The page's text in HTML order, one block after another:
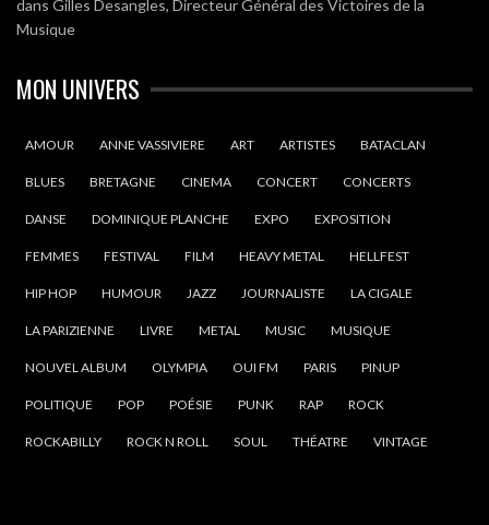
dans Gilles Desangles, Directeur Général des Victoires de la
Musique
MON UNIVERS
AMOUR ANNE VASSIVIERE ART ARTISTES BATACLAN
BLUES BRETAGNE CINEMA CONCERT CONCERTS
DANSE DOMINIQUE PLANCHE EXPO EXPOSITION
FEMMES FESTIVAL FILM HEAVY METAL HELLFEST
HIP HOP HUMOUR JAZZ JOURNALISTE LA CIGALE
LA PARIZIENNE LIVRE METAL MUSIC MUSIQUE
NOUVEL ALBUM OLYMPIA OUI FM PARIS PINUP
POLITIQUE POP POÉSIE PUNK RAP ROCK
ROCKABILLY ROCK N ROLL SOUL THÉATRE VINTAGE